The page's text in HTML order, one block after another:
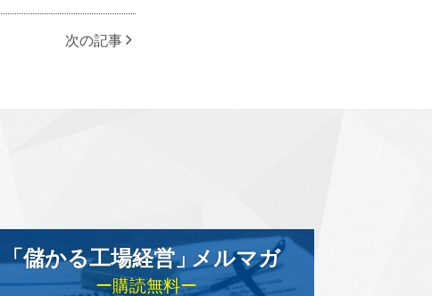
次の記事
「儲かる工場経営」 メルマガ
ー購読無料ー